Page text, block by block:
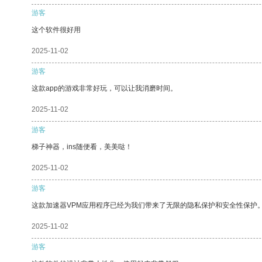
游客
这个软件很好用
2025-11-02
游客
这款app的游戏非常好玩，可以让我消磨时间。
2025-11-02
游客
梯子神器，ins随便看，美美哒！
2025-11-02
游客
这款加速器VPM应用程序已经为我们带来了无限的隐私保护和安全性保护
2025-11-02
游客